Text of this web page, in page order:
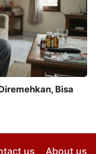
Bisa
us About us